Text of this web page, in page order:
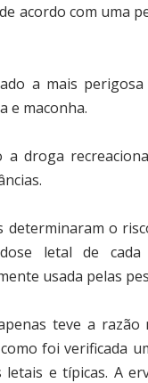
acordo com uma
a mais
e maconha.
droga
determinaram o
letal de
usada pelas
teve a razão
foi verificada
letais e típicas. A